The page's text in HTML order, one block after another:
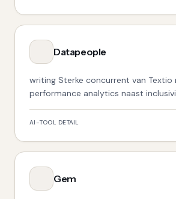
Datapeople
writing Sterke concurrent van
performance analytics naast
AI-TOOL DETAIL
Gem